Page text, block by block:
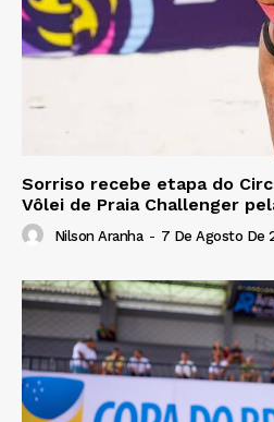
Sorriso recebe etapa do
Vôlei de Praia Challenger
Nilson Aranha - 7 De Agosto De